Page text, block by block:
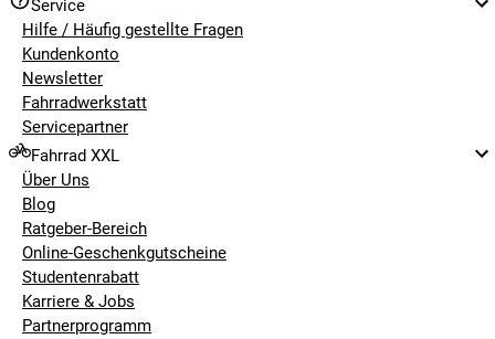
Service
Hilfe / Häufig gestellte Fragen
Kundenkonto
Newsletter
Fahrradwerkstatt
Servicepartner
Fahrrad XXL
Über Uns
Blog
Ratgeber-Bereich
Online-Geschenkgutscheine
Studentenrabatt
Karriere & Jobs
Partnerprogramm